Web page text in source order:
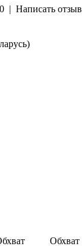
| Написать отзыв
Обхват